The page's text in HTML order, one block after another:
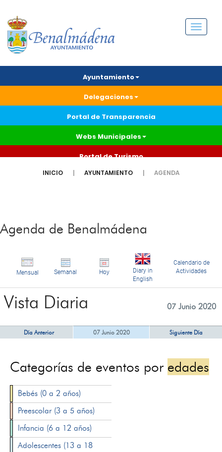
Menú
Ayuntamiento
Delegaciones
Portal de Transparencia
Webs Municipales
Portal de Turismo
INICIO AYUNTAMIENTO AGENDA
Agenda de Benalmádena
Mensual Semanal Hoy
Diary in
English
Calendario de
Actividades
Vista Diaria 07 Junio 2020
Día Anterior 07 Junio 2020 Siguiente Día
Categorías de eventos por edades
Bebés (0 a 2 años)
Preescolar (3 a 5 años)
Infancia (6 a 12 años)
Adolescentes (13 a 18